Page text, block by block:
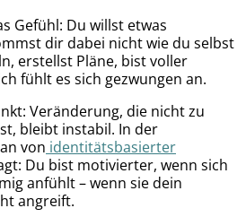
Gefühl: Du willst etwas
dir dabei nicht wie du selbst
erstellst Pläne, bist voller
fühlt es sich gezwungen an.
Veränderung, die nicht zu
bleibt instabil. In der
von identitätsbasierter
Du bist motivierter, wenn sich
anfühlt – wenn sie dein
angreift.